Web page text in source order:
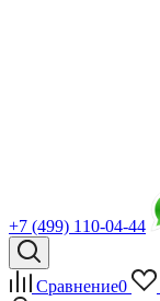
+7 (499) 110-04-44
Сравнение0